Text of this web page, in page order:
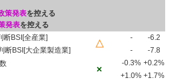
策発表を控える
発表を控える
断BSI[全産業]
△
-
-6.2
断BSI[大企業製造業] -
-7.8
×
-0.3% +0.2%
+1.0% +1.7%